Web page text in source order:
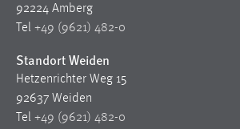
92224 Amberg
Tel +49 (9621) 482-0
Standort Weiden
Hetzenrichter Weg 15
92637 Weiden
Tel +49 (9621) 482-0
Name:
fe_user, be_user, be_lastLoginProvider
Zweck: